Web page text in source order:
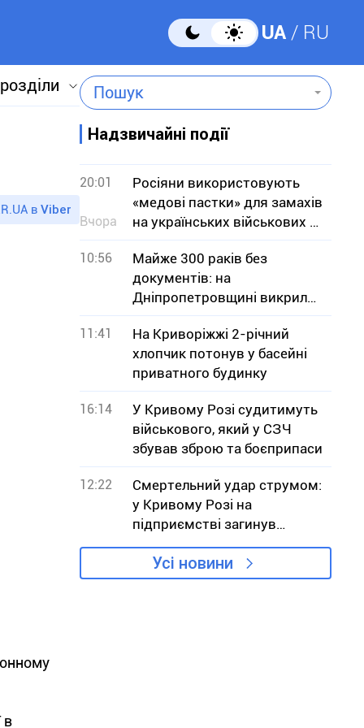
UA RU
Пошук
в Viber
в
Надзвичайні події
20:01
Вчора
Росіяни використовують
«медові пастки» для замахів
на українських військових —
СБУ
10:56
Майже 300 раків без
документів: на
Дніпропетровщині викрили
незаконний продаж
11:41
На Криворіжжі 2-річний
хлопчик потонув у басейні
приватного будинку
16:14
У Кривому Розі судитимуть
військового, який у СЗЧ
збував зброю та боєприпаси
12:22
Смертельний удар струмом:
у Кривому Розі на
підприємстві загинув
робітник
Усі новини